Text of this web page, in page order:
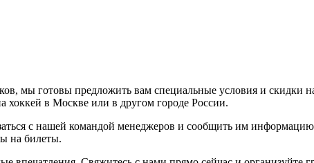
мы готовы предложить вам специальные условия и скидки
хоккей в Москве или в другом городе России.
с нашей командой менеджеров и сообщить им
на билеты.